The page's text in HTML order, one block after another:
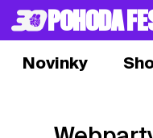
POHODA
Novinky